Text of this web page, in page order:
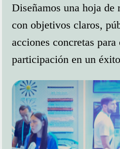
Diseñamos una hoja de
con objetivos claros,
acciones concretas
participación en un